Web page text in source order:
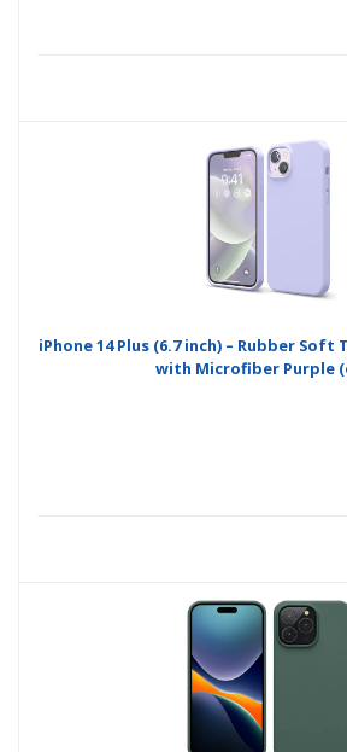
iPhone 14 Plus (6.7 inch) – Rubber Soft
with Microfiber Purple